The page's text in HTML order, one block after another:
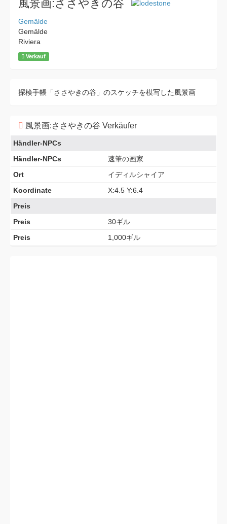
風景画:ささやきの谷
Gemälde
Gemälde
Riviera
Verkauf
探検手帳「ささやきの谷」のスケッチを模写した風景画
風景画:ささやきの谷 Verkäufer
Händler-NPCs
Händler-NPCs
速筆の画家
Ort
イディルシャイア
Koordinate
X:4.5 Y:6.4
Preis
Preis
30ギル
Preis
1,000ギル